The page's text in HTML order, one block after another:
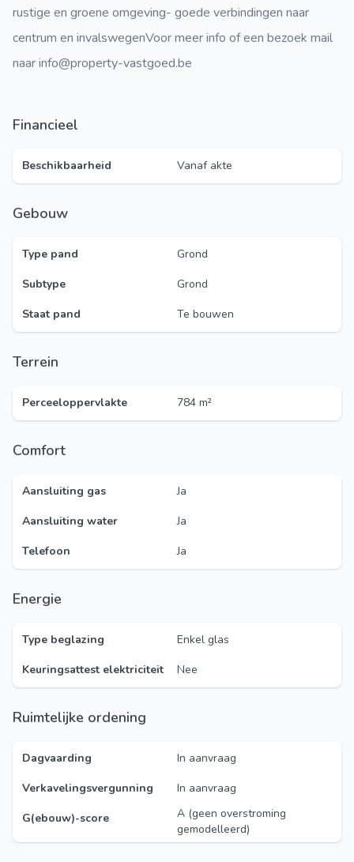
rustige en groene omgeving- goede verbindingen naar
centrum en invalswegenVoor meer info of een bezoek mail
naar info@property-vastgoed.be
Financieel
Beschikbaarheid Vanaf akte
Gebouw
Type pand
Grond
Subtype
Grond
Staat pand
Te bouwen
Terrein
Perceeloppervlakte 784 m²
Comfort
Aansluiting gas
Ja
Aansluiting water
Ja
Telefoon
Ja
Energie
Type beglazing
Enkel glas
Keuringsattest elektriciteit
Nee
Ruimtelijke ordening
Dagvaarding
In aanvraag
Verkavelingsvergunning
In aanvraag
G(ebouw)-score
A (geen overstroming
gemodelleerd)